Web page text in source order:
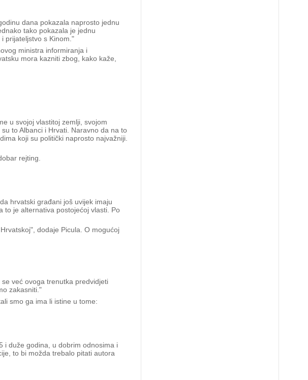
dana pokazala naprosto jednu
tako pokazala je jednu
prijateljstvo s Kinom."
ministra informiranja i
mora kazniti zbog, kako kaže,
u svojoj vlastitoj zemlji, svojom
to Albanci i Hrvati. Naravno da na to
koji su politički naprosto najvažniji.
rejting.
hrvatski građani još uvijek imaju
to je alternativa postojećoj vlasti. Po
dodaje Picula. O mogućoj
već ovoga trenutka predvidjeti
zakasniti."
smo ga ima li istine u tome:
i duže godina, u dobrim odnosima i
to bi možda trebalo pitati autora